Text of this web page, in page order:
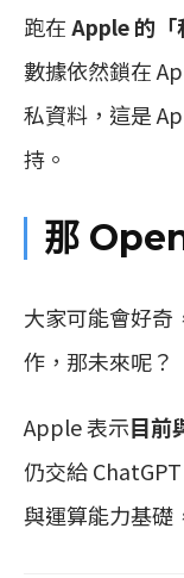
跑在Apple 的「
數據依然鎖在
私資料，這是
持。
那
大家可能會好奇
作，那未來呢？
Apple 表示目前
仍交給
與運算能力基礎